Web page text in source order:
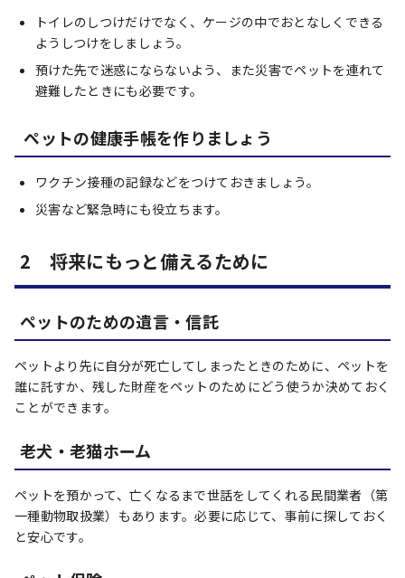
トイレのしつけだけでなく、ケージの中でおとなしくできる
ようしつけをしましょう。
預けた先で迷惑にならないよう、また災害でペットを連れて
避難したときにも必要です。
ペットの健康手帳を作りましょう
ワクチン接種の記録などをつけておきましょう。
災害など緊急時にも役立ちます。
2 将来にもっと備えるために
ペットのための遺言・信託
ペットより先に自分が死亡してしまったときのために、ペットを
誰に託すか、残した財産をペットのためにどう使うか決めておく
ことができます。
老犬・老猫ホーム
ペットを預かって、亡くなるまで世話をしてくれる民間業者（第
一種動物取扱業）もあります。必要に応じて、事前に探しておく
と安心です。